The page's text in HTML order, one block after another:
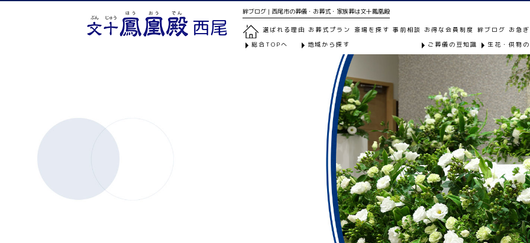
西尾
絆ブログ | 西尾市の葬儀・お葬式・家族葬は文十鳳凰殿
選ばれる理由 お葬式プラン 斎場を探す 事前相談 お得な会員制度 絆ブログ お急
生花・供物
ご葬儀の豆知識
総合TOPへ 地域から探す